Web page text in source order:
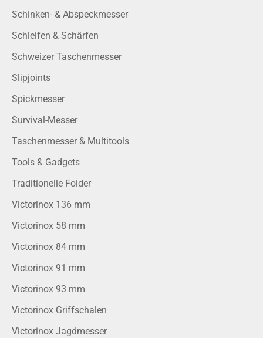
Schinken- & Abspeckmesser
Schleifen & Schärfen
Schweizer Taschenmesser
Slipjoints
Spickmesser
Survival-Messer
Taschenmesser & Multitools
Tools & Gadgets
Traditionelle Folder
Victorinox 136 mm
Victorinox 58 mm
Victorinox 84 mm
Victorinox 91 mm
Victorinox 93 mm
Victorinox Griffschalen
Victorinox Jagdmesser